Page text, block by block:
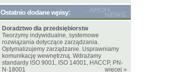
Ostatnio dodane wpisy:
Doradztwo dla przedsiębiorstw
Tworzymy indywidualne, systemowe
rozwiązania dotyczące zarządzania.
Optymalizujemy zarządzanie. Usprawniamy
komunikację wewnętrzną. Wdrażamy
standardy ISO 9001, ISO 14001, HACCP, PN-
N-18001
więcej »